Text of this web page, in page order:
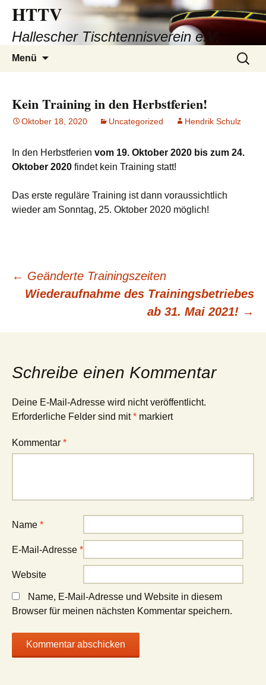
HTTV
Hallescher Tischtennisverein e.V.
Menü
Suchen
nach:
Kein Training in den Herbstferien!
Oktober 18, 2020 Uncategorized Hendrik Schulz
In den Herbstferien vom 19. Oktober 2020 bis zum 24.
Oktober 2020 findet kein Training statt!
Das erste reguläre Training ist dann voraussichtlich
wieder am Sonntag, 25. Oktober 2020 möglich!
Beitrags-
Navigation
← Geänderte Trainingszeiten
Wiederaufnahme des Trainingsbetriebes
ab 31. Mai 2021! →
Schreibe einen Kommentar
Deine E-Mail-Adresse wird nicht veröffentlicht.
Erforderliche Felder sind mit* markiert
Kommentar *
Name *
E-Mail-Adresse *
Website
Name, E-Mail-Adresse und Website in diesem
Browser für meinen nächsten Kommentar speichern.